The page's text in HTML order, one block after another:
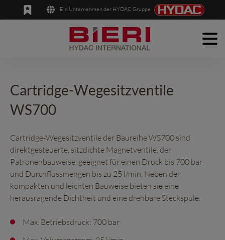
Deutsch
Ein Unternehmen der HYDAC Gruppe
Anwendungen
Unternehmen
Kontakt
Cartridge-Wegesitzventile
WS700
Cartridge-Wegesitzventile der Baureihe WS700 sind
direktgesteuerte, sitzdichte Magnetventile, der
Patronenbauweise, geeignet für einen Druck bis 700 bar
und Durchflussmengen bis zu 25 l/min. Neben der
kompakten und leichten Bauweise bieten sie eine
herausragende Dichtheit und eine drehbare Steckspule.
Max. Betriebsdruck: 700 bar